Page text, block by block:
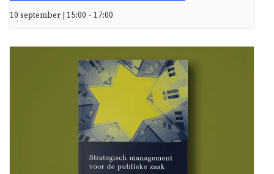
10 september | 15:00 - 17:00